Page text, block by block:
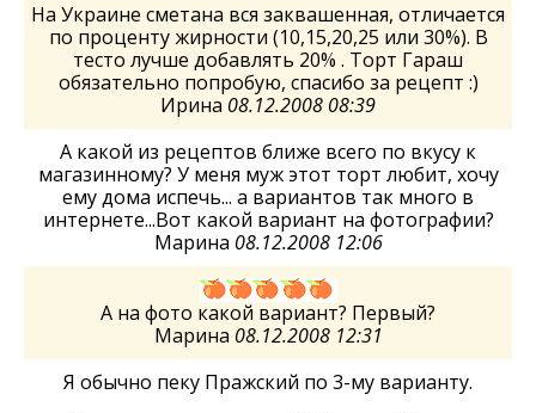
На Украине сметана вся заквашенная, отличается
по проценту жирности (10,15,20,25 или 30%). В
тесто лучше добавлять 20% . Торт Гараш
обязательно попробую, спасибо за рецепт :)
Ирина 08.12.2008 08:39
А какой из рецептов ближе всего по вкусу к
магазинному? У меня муж этот торт любит, хочу
ему дома испечь... а вариантов так много в
интернете...Вот какой вариант на фотографии?
Марина 08.12.2008 12:06
А на фото какой вариант? Первый?
Марина 08.12.2008 12:31
Я обычно пеку Пражский по 3-му варианту.